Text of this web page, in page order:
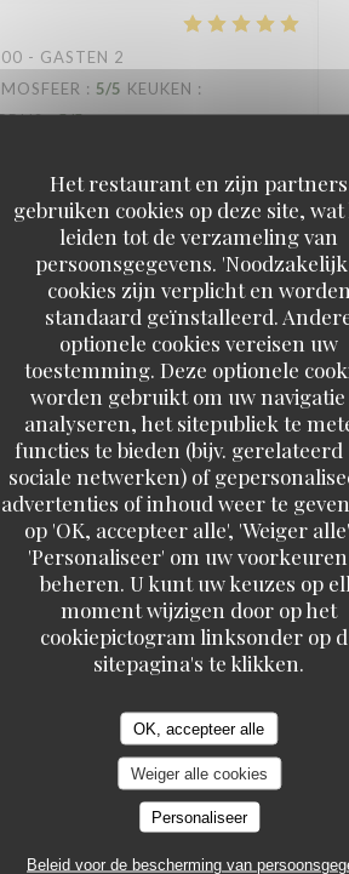
Het restaurant en zijn partners
gebruiken cookies op deze site,
leiden tot de verzameling van
persoonsgegevens.
cookies zijn verplicht en
standaard geïnstalleerd.
optionele cookies vereisen uw
toestemming. Deze optionele
worden gebruikt om uw
analyseren, het sitepubliek te
functies te bieden (bijv. gerelateerd
sociale netwerken) of
advertenties of inhoud weer te
op 'OK, accepteer alle', 'Weiger
'Personaliseer' om uw
beheren. U kunt uw keuzes op
moment wijzigen door op het
cookiepictogram linksonder op
sitepagina's te klikken.
OK, accepteer alle
Weiger alle cookies
Personaliseer
Beleid voor de bescherming van
- GASTEN 2
: 5/5 KEUKEN :
: 5/5
- GASTEN 2
: 5/5 KEUKEN:
: 5/5
bonne cuisine personnel très
soins
1 2 3
- angle 2 rue de la bourse 69001